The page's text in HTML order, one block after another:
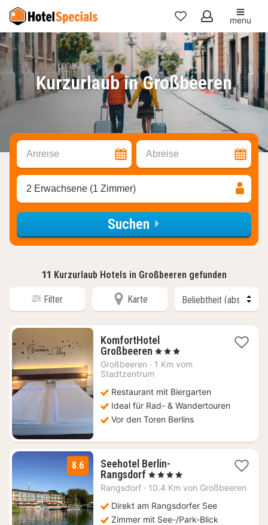
Meine
Favoriten
menu
Kurzurlaub in Großbeeren
Anreise Abreise
2 Erwachsene (1 Zimmer)
Suchen
11 Kurzurlaub Hotels in Großbeeren gefunden
Filter Karte
KomfortHotel
Großbeeren 1
Nacht
€
, 3 Sterne
Großbeeren · 1 Km vom
Stadtzentrum
Restaurant mit Biergarten
Ideal für Rad- & Wandertouren
Vor den Toren Berlins
8.6
Seehotel Berlin-
Rangsdorf 1
Nacht
117
€
, 4 Sterne
Rangsdorf · 10.4 Km von Großbeeren
Direkt am Rangsdorfer See
Zimmer mit See-/Park-Blick